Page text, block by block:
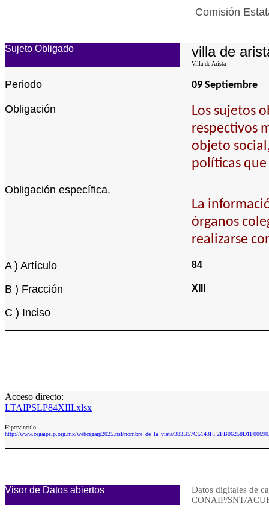
Comisión
Sujeto Obligado villa de
Villa de Arista
Periodo 09 Septiembre
Obligación
Los sujetos
respectivos
objeto
políticas
Obligación específica.
La
órganos
realizarse
A ) Artículo 84
B ) Fracción XIII
C ) Inciso
Acceso directo:
LTAIPSLP84XIII.xlsx
Hipervinculo
http://www.cegaipslp.org.mx/webcegaip2025.nsf/nombre_de_la_vista/
Visor de Datos abiertos
Datos digitales de
CONAIP/SNT/